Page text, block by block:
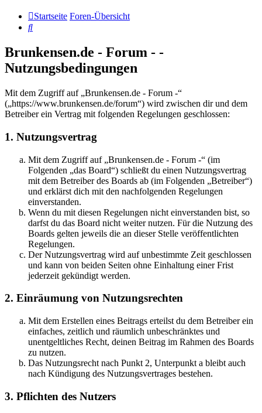
Startseite Foren-Übersicht
Suche
Brunkensen.de - Forum - -
Nutzungsbedingungen
Mit dem Zugriff auf „Brunkensen.de - Forum -“
(„https://www.brunkensen.de/forum“) wird zwischen dir und dem
Betreiber ein Vertrag mit folgenden Regelungen geschlossen:
1. Nutzungsvertrag
Mit dem Zugriff auf „Brunkensen.de - Forum -“ (im
Folgenden „das Board“) schließt du einen Nutzungsvertrag
mit dem Betreiber des Boards ab (im Folgenden „Betreiber“)
und erklärst dich mit den nachfolgenden Regelungen
einverstanden.
Wenn du mit diesen Regelungen nicht einverstanden bist, so
darfst du das Board nicht weiter nutzen. Für die Nutzung des
Boards gelten jeweils die an dieser Stelle veröffentlichten
Regelungen.
Der Nutzungsvertrag wird auf unbestimmte Zeit geschlossen
und kann von beiden Seiten ohne Einhaltung einer Frist
jederzeit gekündigt werden.
2. Einräumung von Nutzungsrechten
Mit dem Erstellen eines Beitrags erteilst du dem Betreiber ein
einfaches, zeitlich und räumlich unbeschränktes und
unentgeltliches Recht, deinen Beitrag im Rahmen des Boards
zu nutzen.
Das Nutzungsrecht nach Punkt 2, Unterpunkt a bleibt auch
nach Kündigung des Nutzungsvertrages bestehen.
3. Pflichten des Nutzers